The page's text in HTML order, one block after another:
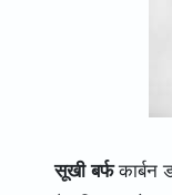
सूखी बर्फकार्बन